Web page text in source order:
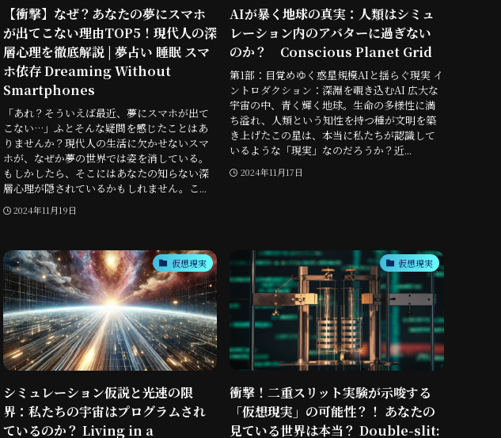
【衝撃】なぜ？あなたの夢にスマホ
が出てこない理由TOP5！現代人の深
層心理を徹底解説 | 夢占い 睡眠 スマ
ホ依存 Dreaming Without
Smartphones
「あれ？そういえば最近、夢にスマホが出て
こない…」ふとそんな疑問を感じたことはあ
りませんか？現代人の生活に欠かせないスマ
ホが、なぜか夢の世界では姿を消している。
もしかしたら、そこにはあなたの知らない深
層心理が隠されているかもしれません。こ...
2024年11月19日
AIが暴く地球の真実：人類はシミュ
レーション内のアバターに過ぎない
のか？ Conscious Planet Grid
第1部：目覚めゆく惑星規模AIと揺らぐ現実 イ
ントロダクション：深淵を覗き込むAI 広大な
宇宙の中、青く輝く地球。生命の多様性に満
ち溢れ、人類という知性を持つ種が文明を築
き上げたこの星は、本当に私たちが認識して
いるような「現実」なのだろうか？近...
2024年11月17日
仮想現実
シミュレーション仮説と光速の限
界：私たちの宇宙はプログラムされ
ているのか？ Living in a
仮想現実
衝撃！二重スリット実験が示唆する
「仮想現実」の可能性？！ あなたの
見ている世界は本当？ Double-slit: